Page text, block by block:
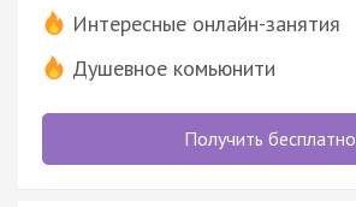
Интересные онлайн-занятия
Душевное комьюнити
Получить бесплатно